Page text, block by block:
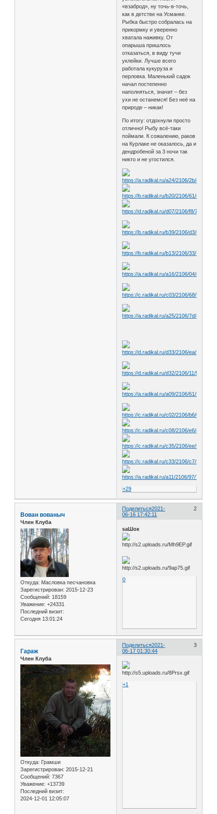
«взаброд», ну точь-в-точь,
как в детстве на Усманке.
Рыбка быстро собралась на
прикормку и уверенно
хватала наживку. От
опарыша пришлось
отказаться, в виду тучи
уклейки. Лучше всего
работала кукуруза и
перловка. Маленький садок
начал постепенно
наполняться, значит – без
ухи не останемся! Без неё на
природе – никак!
По итогу: отдохнули просто
отлично! Рыбу всё-таки
поймали. К сожалению, раков
на Курлаке не оказалось, да и
дендробеной за 3 ночи так
никто и не угостился.
+29
Поделиться 2
2021-
06-16 17:42:11
Вован вованыч
Член Клуба
Откуда: Масловка песчановка
Зарегистрирован: 2015-12-23
Сообщений: 18159
Уважение: +24331
Последний визит:
Сегодня 13:01:24
saШок
0
Поделиться 3
2021-
06-17 01:30:44
Гараж
Член Клуба
Откуда: Грамши
Зарегистрирован: 2015-12-21
Сообщений: 7367
Уважение: +13739
Последний визит:
2024-12-01 12:05:07
+1